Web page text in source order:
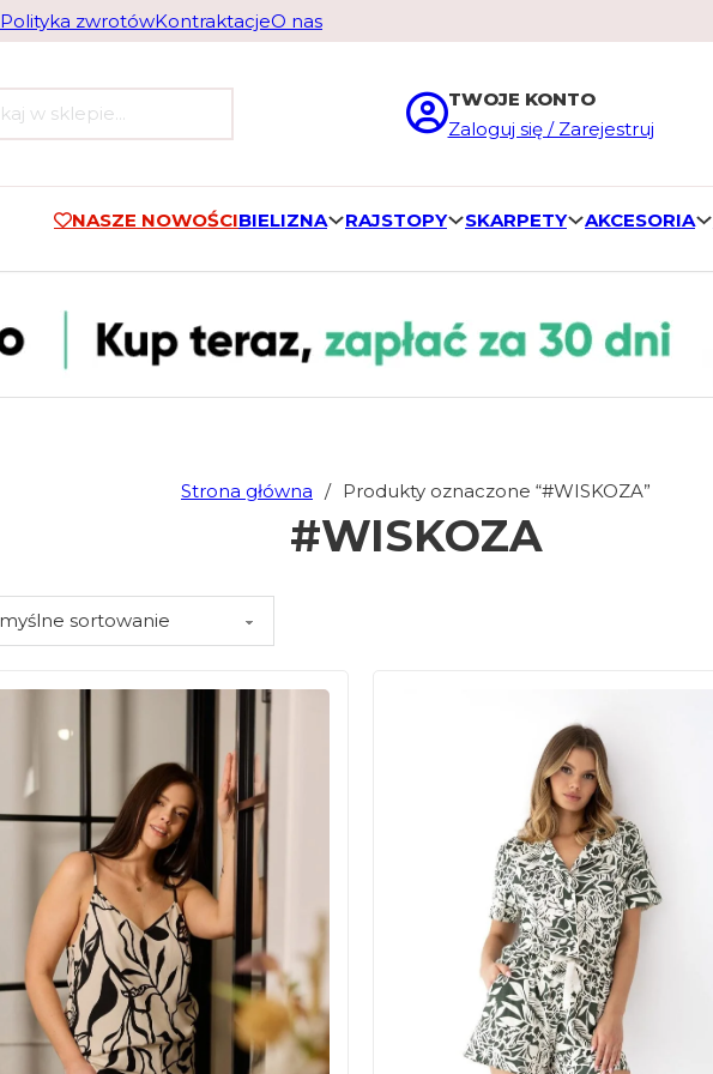
Polityka zwrotówKontraktacjeO nas
TWOJE KONTO
Zaloguj się / Zarejestruj
NASZE NOWOŚCIBIELIZNA RAJSTOPY SKARPETY AKCESORIA
Strona główna / Produkty oznaczone “#WISKOZA”
#WISKOZA